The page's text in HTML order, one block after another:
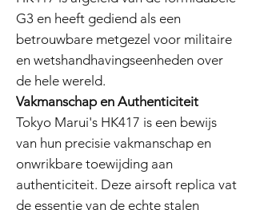
G3 en heeft gediend als een
betrouwbare metgezel voor militaire
en wetshandhavingseenheden over
de hele wereld.
Vakmanschap en Authenticiteit
Tokyo Marui's HK417 is een bewijs
van hun precisie vakmanschap en
onwrikbare toewijding aan
authenticiteit. Deze airsoft replica vat
de essentie van de echte stalen